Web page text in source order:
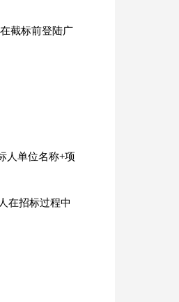
截标前登陆广
人单位名称+项
在招标过程中